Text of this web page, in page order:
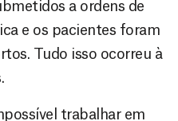
a ordens de
e os pacientes foram
Tudo isso ocorreu à
trabalhar em